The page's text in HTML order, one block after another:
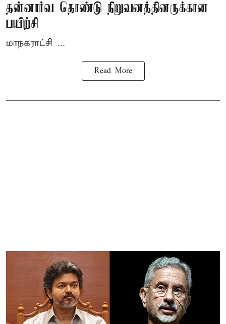
தன்னார்வ தொண்டு நிறுவனத்தினருக்கான
பயிற்சி
மாநகராட்சி ...
Read More